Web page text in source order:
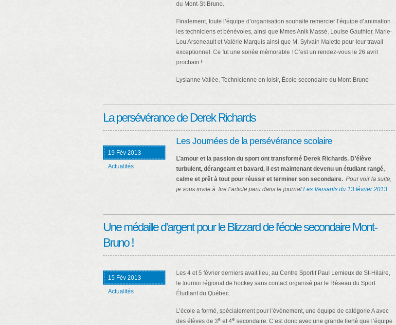
du Mont-St-Bruno.
Finalement, toute l’équipe d’organisation souhaite remercier l’équipe d’animation
les techniciens et bénévoles, ainsi que Mmes Anik Massé, Louise Gauthier, Marie-
Lou Arseneault et Valérie Marquis ainsi que M. Sylvain Malette pour leur travail
exceptionnel. Ce fut une soirée mémorable ! C’est un rendez-vous le 26 avril
prochain !
Lysianne Vallée, Technicienne en loisir, École secondaire du Mont-Bruno
La persévérance de Derek Richards
19 Fév 2013
Actualités
Les Journées de la persévérance scolaire
L’amour et la passion du sport ont transformé Derek Richards. D’élève
turbulent, dérangeant et bavard, il est maintenant devenu un étudiant rangé,
calme et prêt à tout pour réussir et terminer son secondaire. Pour voir la suite,
je vous invite à lire l’article paru dans le journal Les Versants du 13 février 2013
Une médaille d’argent pour le Blizzard de l’école secondaire Mont-
Bruno !
15 Fév 2013
Actualités
Les 4 et 5 février derniers avait lieu, au Centre Sportif Paul Lemieux de St-Hilaire,
le tournoi régional de hockey sans contact organisé par le Réseau du Sport
Étudiant du Québec.
L’école a formé, spécialement pour l’évènement, une équipe de catégorie A avec
des élèves de 3e et 4e secondaire. C’est donc avec une grande fierté que l’équipe